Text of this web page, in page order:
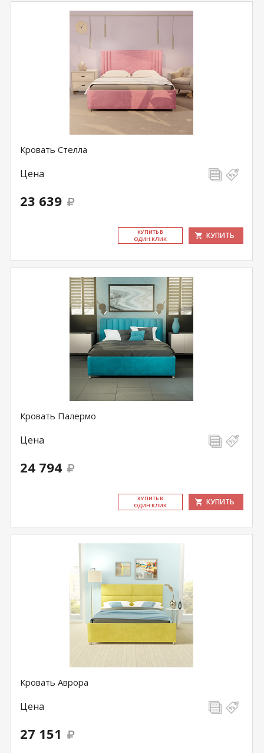
Кровать Стелла
Цена
23 639
КУ­ПИТЬ В
ОДИН КЛИК
КУПИТЬ
Кровать Палермо
Цена
24 794
КУ­ПИТЬ В
ОДИН КЛИК
КУПИТЬ
Кровать Аврора
Цена
27 151